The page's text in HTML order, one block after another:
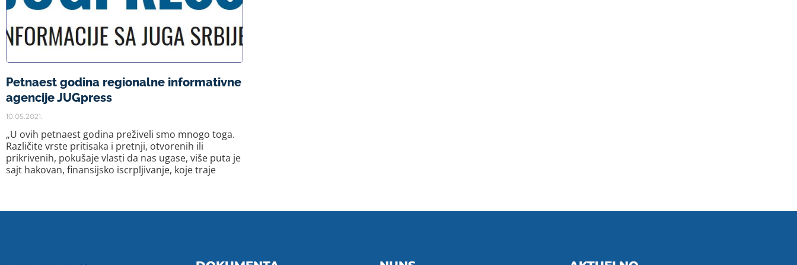
Petnaest godina regionalne informativne
agencije JUGpress
10.05.2021.
„U ovih petnaest godina preživeli smo mnogo toga.
Različite vrste pritisaka i pretnji, otvorenih ili
prikrivenih, pokušaje vlasti da nas ugase, više puta je
sajt hakovan, finansijsko iscrpljivanje, koje traje